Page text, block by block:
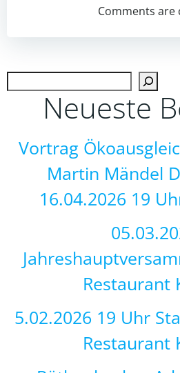
navigation
Comments are
Neueste
Vortrag
Martin Mändel
16.04.2026 19
Restaurant
5.02.2026 19 Uhr
Restaurant